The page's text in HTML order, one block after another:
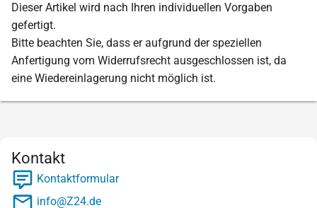
Dieser Artikel wird nach Ihren individuellen Vorgaben
gefertigt.
Bitte beachten Sie, dass er aufgrund der speziellen
Anfertigung vom Widerrufsrecht ausgeschlossen ist, da
eine Wiedereinlagerung nicht möglich ist.
Kontakt
Kontaktformular
info@Z24.de